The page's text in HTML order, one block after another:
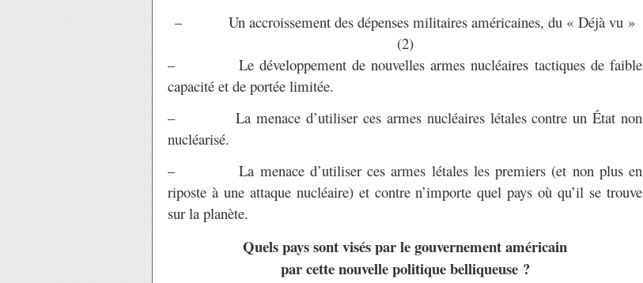
– Un accroissement des dépenses militaires américaines, du « Déjà vu »
(2)
– Le développement de nouvelles armes nucléaires tactiques de faible
capacité et de portée limitée.
– La menace d’utiliser ces armes nucléaires létales contre un État non
nucléarisé.
– La menace d’utiliser ces armes létales les premiers (et non plus en
riposte à une attaque nucléaire) et contre n’importe quel pays où qu’il se trouve
sur la planète.
Quels pays sont visés par le gouvernement américain
par cette nouvelle politique belliqueuse ?